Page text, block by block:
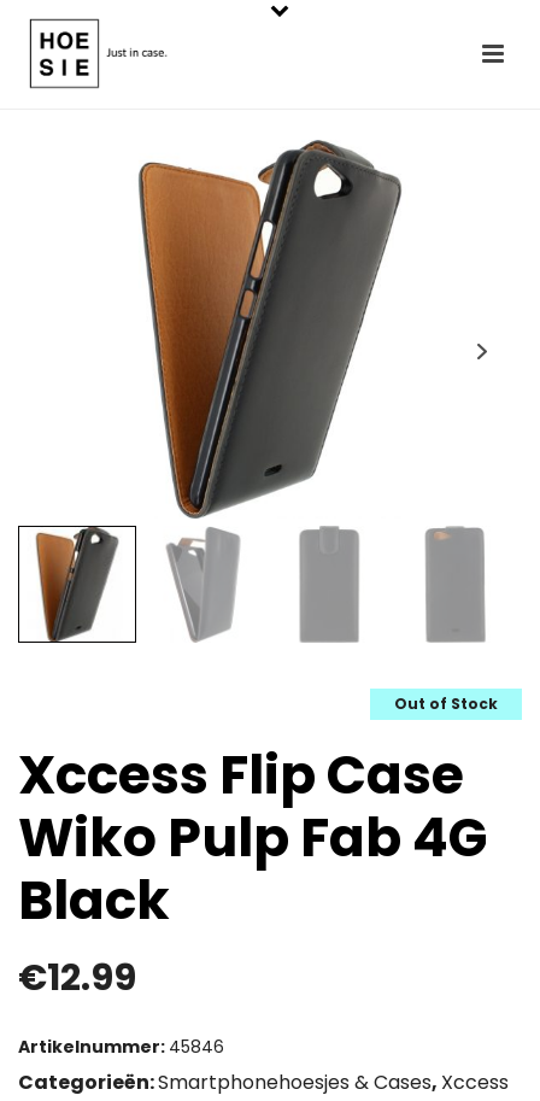
Out of Stock
Xccess Flip Case
Wiko Pulp Fab 4G
Black
€12.99
Artikelnummer: 45846
Categorieën:Smartphonehoesjes & Cases, Xccess